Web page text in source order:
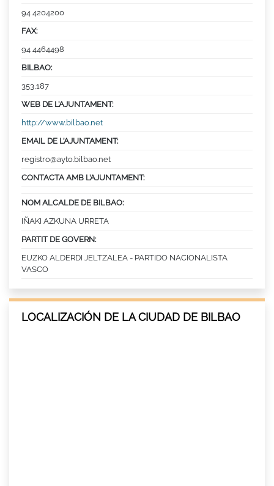
94 4204200
FAX:
94 4464498
BILBAO:
353,187
WEB DE L’AJUNTAMENT:
http://www.bilbao.net
EMAIL DE L’AJUNTAMENT:
registro@ayto.bilbao.net
CONTACTA AMB L’AJUNTAMENT:
NOM ALCALDE DE BILBAO:
IÑAKI AZKUNA URRETA
PARTIT DE GOVERN:
EUZKO ALDERDI JELTZALEA - PARTIDO NACIONALISTA
VASCO
LOCALIZACIÓN DE LA CIUDAD DE BILBAO